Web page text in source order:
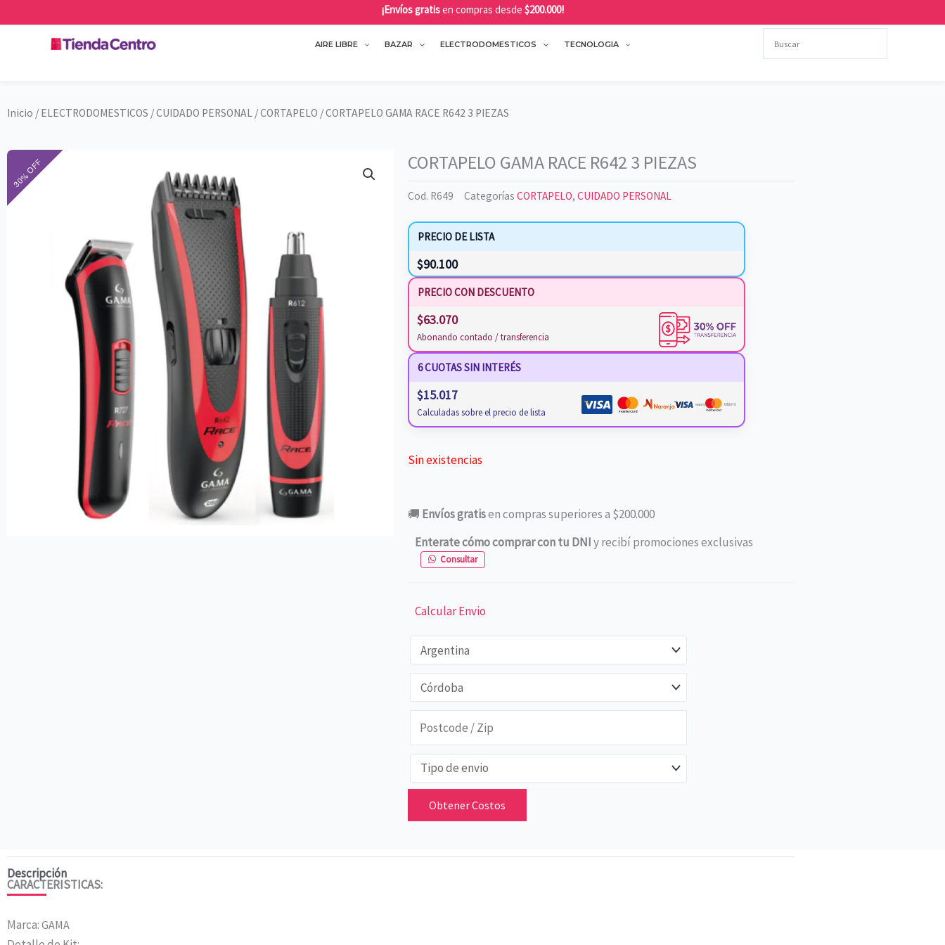
al
contenido
¡Envíos gratisen compras desde $200.000!
AIRE LIBRE BAZAR ELECTRODOMESTICOS TECNOLOGIA
Inicio / ELECTRODOMESTICOS /CUIDADO PERSONAL /CORTAPELO / CORTAPELO GAMA RACE R642 3 PIEZAS
CORTAPELO GAMA RACE R642 3 PIEZAS
Cod. R649 Categorías CORTAPELO, CUIDADO PERSONAL
PRECIO DE LISTA
$90.100
PRECIO CON DESCUENTO
$63.070
Abonando contado / transferencia
6 CUOTAS SIN INTERÉS
$15.017
Calculadas sobre el precio de lista
Sin existencias
🚚 Envíos gratisen compras superiores a $200.000
Enterate cómo comprar con tu DNIy recibí promociones exclusivas
Consultar
Calcular Envio
Obtener Costos
Descripción
CARACTERISTICAS:
Marca: GAMA